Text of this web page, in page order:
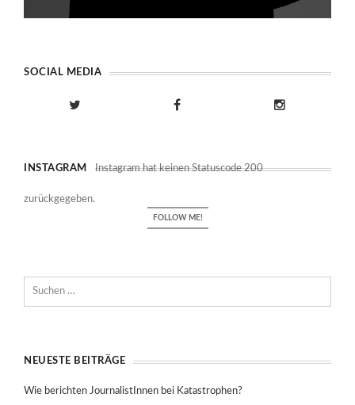
SOCIAL MEDIA
INSTAGRAM Instagram hat keinen Statuscode 200
zurückgegeben.
FOLLOW ME!
NEUESTE BEITRÄGE
Wie berichten JournalistInnen bei Katastrophen?